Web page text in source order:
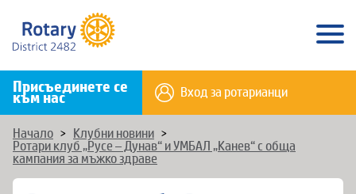
Присъединете се
към нас Вход за ротарианци
Начало > Клубни новини >
Ротари клуб „Русе – Дунав“ и УМБАЛ „Канев“ с обща
кампания за мъжко здраве